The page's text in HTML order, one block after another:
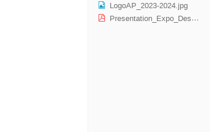
LogoAP_2023-2024.jpg
Presentation_Expo_Des abysses au cosmos.pdf